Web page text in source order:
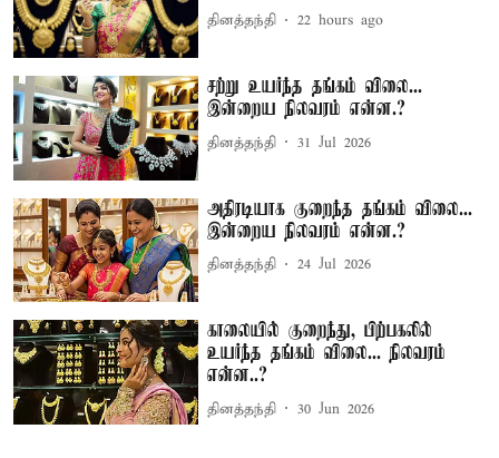
தினத்தந்தி 22 hours ago
சற்று உயர்ந்த தங்கம் விலை...
இன்றைய நிலவரம் என்ன.?
தினத்தந்தி 31 Jul 2026
அதிரடியாக குறைந்த தங்கம் விலை...
இன்றைய நிலவரம் என்ன.?
தினத்தந்தி 24 Jul 2026
காலையில் குறைந்து, பிற்பகலில்
உயர்ந்த தங்கம் விலை... நிலவரம்
என்ன..?
தினத்தந்தி 30 Jun 2026